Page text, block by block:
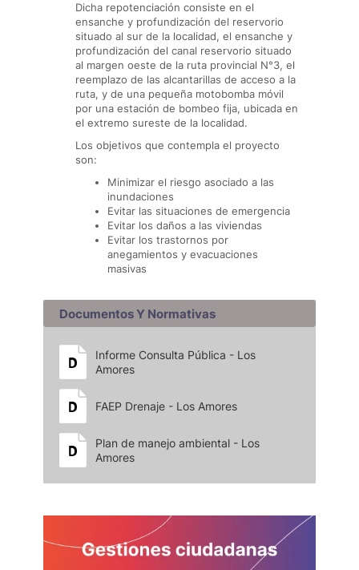
Dicha repotenciación consiste en el
ensanche y profundización del reservorio
situado al sur de la localidad, el ensanche y
profundización del canal reservorio situado
al margen oeste de la ruta provincial N°3, el
reemplazo de las alcantarillas de acceso a la
ruta, y de una pequeña motobomba móvil
por una estación de bombeo fija, ubicada en
el extremo sureste de la localidad.
Los objetivos que contempla el proyecto
son:
Minimizar el riesgo asociado a las
inundaciones
Evitar las situaciones de emergencia
Evitar los daños a las viviendas
Evitar los trastornos por
anegamientos y evacuaciones
masivas
Documentos Y Normativas
Informe Consulta Pública - Los
Amores
FAEP Drenaje - Los Amores
Plan de manejo ambiental - Los
Amores